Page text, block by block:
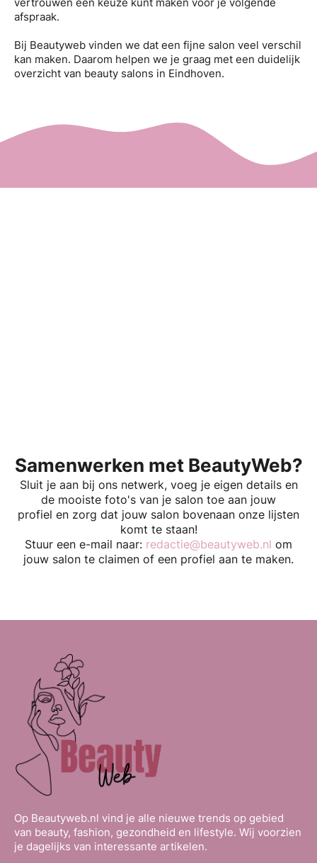
vertrouwen een keuze kunt maken voor je volgende
afspraak.
Bij Beautyweb vinden we dat een fijne salon veel verschil
kan maken. Daarom helpen we je graag met een duidelijk
overzicht van beauty salons in Eindhoven.
Samenwerken met BeautyWeb?
Sluit je aan bij ons netwerk, voeg je eigen details en
de mooiste foto's van je salon toe aan jouw
profiel en zorg dat jouw salon bovenaan onze lijsten
komt te staan!
Stuur een e-mail naar: redactie@beautyweb.nl om
jouw salon te claimen of een profiel aan te maken.
Op Beautyweb.nl vind je alle nieuwe trends op gebied
van beauty, fashion, gezondheid en lifestyle. Wij voorzien
je dagelijks van interessante artikelen.